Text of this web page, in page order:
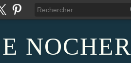
NOCHER